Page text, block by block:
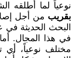
نوعياً لما أطلقه
بقريب من أجل
البحث الحديثة في
في هذا المجال.
مختلف نوعياً، أي